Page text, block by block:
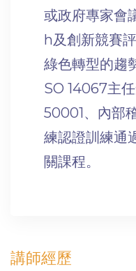
或政府專家會
h及創新競賽
綠色轉型的趨
SO 14067主
50001、內部
練認證訓練通
關課程。
講師經歷